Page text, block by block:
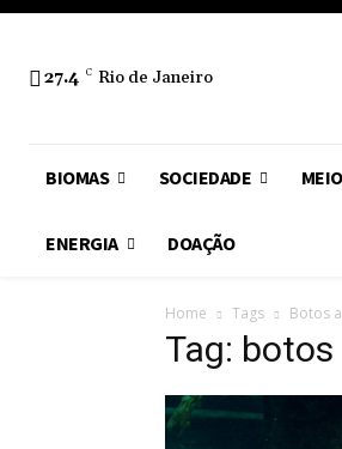
27.4 C Rio de Janeiro
BIOMAS SOCIEDADE
ENERGIA DOAÇÃO
Home Tags Botos
Tag: